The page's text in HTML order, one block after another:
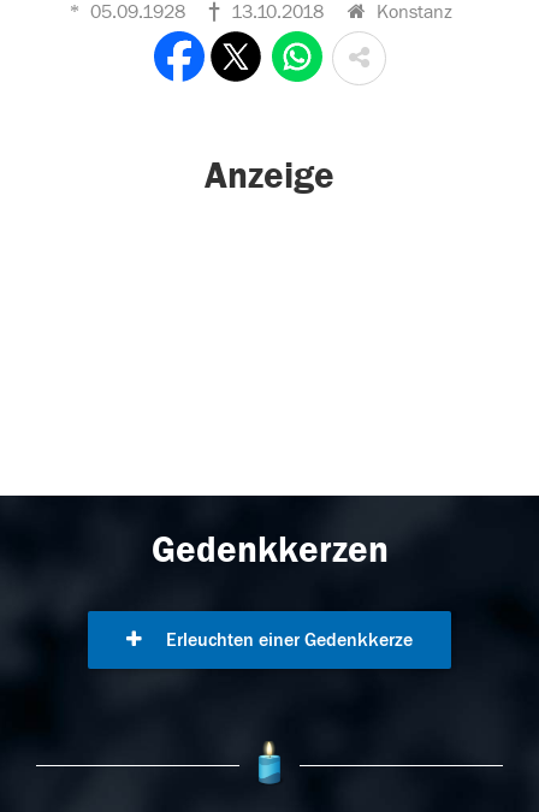
05.09.1928 13.10.2018 Konstanz
Anzeige
Gedenkkerzen
Erleuchten einer Gedenkkerze